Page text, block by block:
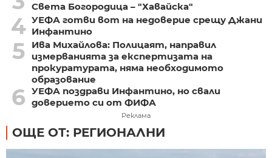
Света Богородица – "Хавайска"
4 УЕФА готви вот на недоверие срещу Джани
Инфантино
5
Ива Михайлова: Полицаят, направил
измерванията за експертизата на
прокуратурата, няма необходимото
образование
6 УЕФА поздрави Инфантино, но свали
доверието си от ФИФА
Реклама
ОЩЕ ОТ: РЕГИОНАЛНИ